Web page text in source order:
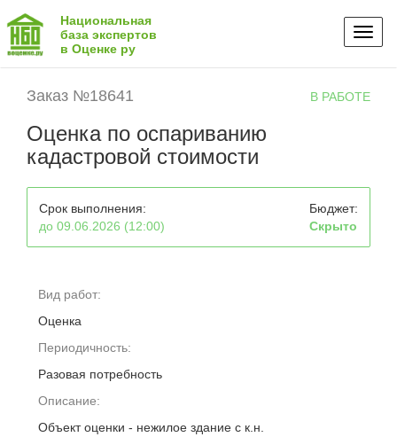
Национальная
база экспертов
в Оценке ру
Заказ №18641 В РАБОТЕ
Оценка по оспариванию
кадастровой стоимости
Срок выполнения:
до 09.06.2026 (12:00)
Бюджет:
Скрыто
Вид работ:
Оценка
Периодичность:
Разовая потребность
Описание:
Объект оценки - нежилое здание с к.н.